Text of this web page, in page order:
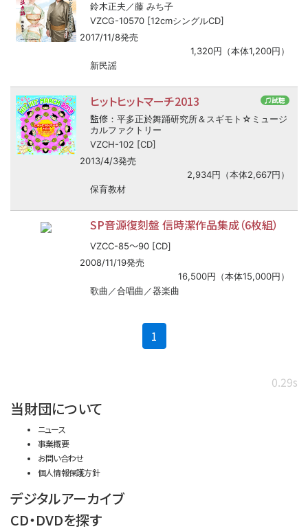
鈴木正夫／藤 みち子
VZCG-10570 [12cmシングルCD]
2017/11/8発売
1,320円（本体1,200円）
新民謡
♫試聴
ヒットヒットマーチ2013
監修 ：平多正於舞踊研究所＆スギモト☆ミュージ
カルファクトリー
VZCH-102 [CD]
2013/4/3発売
2,934円（本体2,667円）
保育教材
SP音源復刻盤 信時潔作品集成（6枚組）
VZCC-85〜90 [CD]
2008/11/19発売
16,500円（本体15,000円）
歌曲／合唱曲／器楽曲
1
0.29s
当財団について
ニュース
事業概要
お問い合わせ
個人情報保護方針
デジタルアーカイブ
CD・DVDを探す